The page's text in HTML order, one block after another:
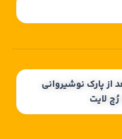
پارک نوشیروانی
لایت